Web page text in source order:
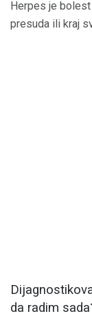
Herpes je
presuda ili kraj
da radim